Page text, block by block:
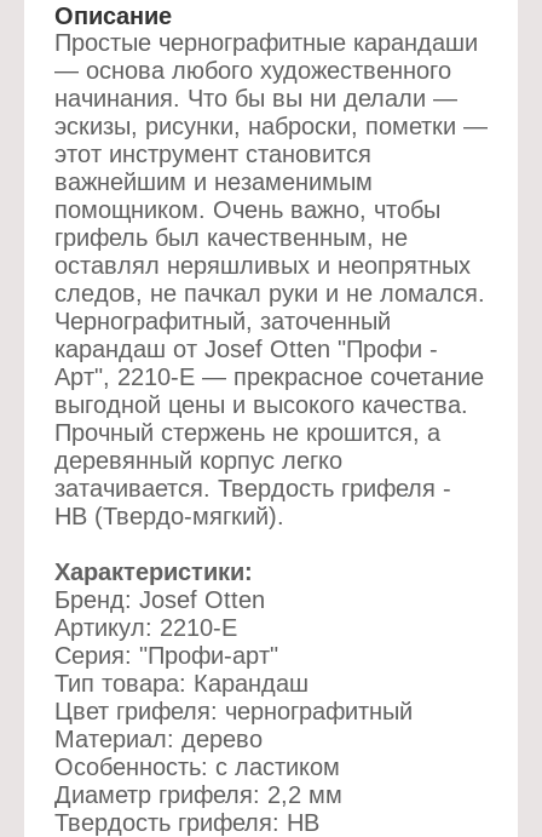
Описание
Простые чернографитные карандаши
— основа любого художественного
начинания. Что бы вы ни делали —
эскизы, рисунки, наброски, пометки —
этот инструмент становится
важнейшим и незаменимым
помощником. Очень важно, чтобы
грифель был качественным, не
оставлял неряшливых и неопрятных
следов, не пачкал руки и не ломался.
Чернографитный, заточенный
карандаш от Josef Otten "Профи -
Арт", 2210-E — прекрасное сочетание
выгодной цены и высокого качества.
Прочный стержень не крошится, а
деревянный корпус легко
затачивается. Твердость грифеля -
HB (Твердо-мягкий).
Характеристики:
Бренд: Josef Otten
Артикул: 2210-E
Серия: "Профи-арт"
Тип товара: Карандаш
Цвет грифеля: чернографитный
Материал: дерево
Особенность: с ластиком
Диаметр грифеля: 2,2 мм
Твердость грифеля: HB